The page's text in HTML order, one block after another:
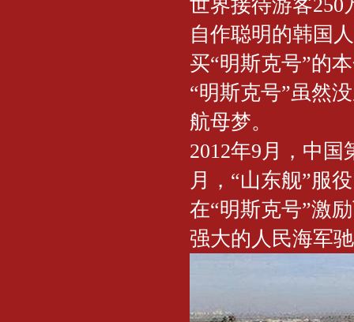
自作聪明的韩国
买“明斯克号”的
“明斯克号”虽然
航母梦。
2012年9月，中国
月，“山东舰”服
在“明斯克号”激
强大的人民海军